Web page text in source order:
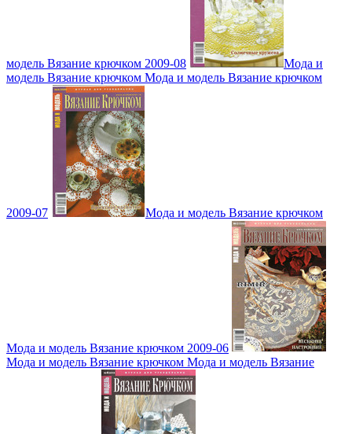
модель Вязание крючком 2009-08
Мода и
модель Вязание крючком Мода и модель Вязание крючком
2009-07 Мода и модель Вязание крючком
Мода и модель Вязание крючком 2009-06
Мода и модель Вязание крючком Мода и модель Вязание